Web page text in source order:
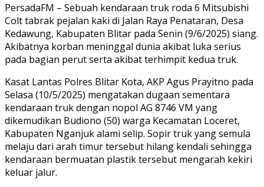
PersadaFM – Sebuah kendaraan truk roda 6 Mitsubishi
Colt tabrak pejalan kaki di Jalan Raya Penataran, Desa
Kedawung, Kabupaten Blitar pada Senin (9/6/2025) siang.
Akibatnya korban meninggal dunia akibat luka serius
pada bagian perut serta akibat terhimpit kedua truk.
Kasat Lantas Polres Blitar Kota, AKP Agus Prayitno pada
Selasa (10/5/2025) mengatakan dugaan sementara
kendaraan truk dengan nopol AG 8746 VM yang
dikemudikan Budiono (50) warga Kecamatan Loceret,
Kabupaten Nganjuk alami selip. Sopir truk yang semula
melaju dari arah timur tersebut hilang kendali sehingga
kendaraan bermuatan plastik tersebut mengarah kekiri
keluar jalur.